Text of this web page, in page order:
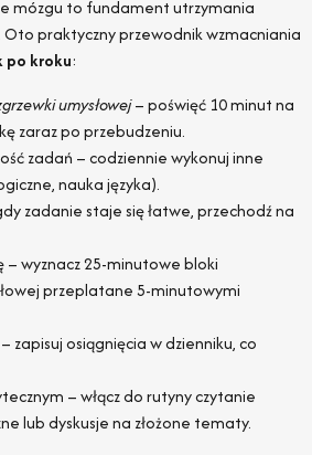
mózgu to fundament utrzymania
praktyczny przewodnik wzmacniania
po kroku:
umysłowej– poświęć 10 minut na
zaraz po przebudzeniu.
zadań – codziennie wykonuj inne
nauka języka).
zadanie staje się łatwe, przechodź na
– wyznacz 25-minutowe bloki
przeplatane 5-minutowymi
zapisuj osiągnięcia w dzienniku, co
– włącz do rutyny czytanie
lub dyskusje na złożone tematy.